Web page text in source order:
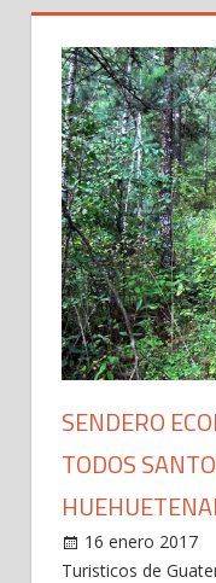
SENDERO
TODOS
16 enero 2017
Turisticos de